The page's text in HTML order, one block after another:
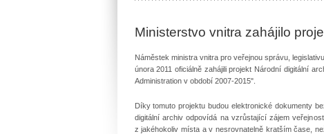
Ministerstvo vnitra zahájilo
Náměstek ministra vnitra pro veřejnou správu,
února 2011 oficiálně zahájili projekt Národní digitální
Administration v období 2007-2015".
Díky tomuto projektu budou elektronické dokumenty
digitální archiv odpovídá na vzrůstající zájem
z jakéhokoliv místa a v nesrovnatelně kratším čase,